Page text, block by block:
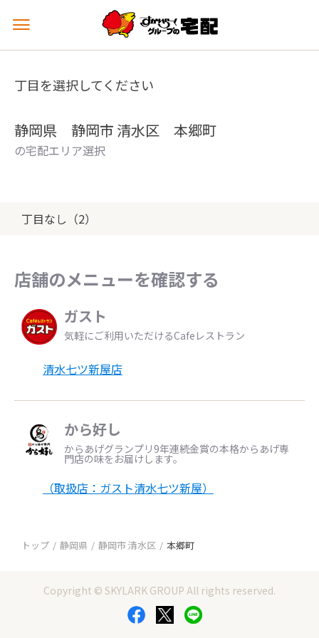
メ
ュ
を
丁目を選択してください
静岡県 静岡市 清水区 本郷町
の宅配エリア選択
丁目なし（2）
店舗のメニューを確認する
ガスト
気軽にご利用いただけるCafeレストラン
清水七ツ新屋店
から好し
からあげグランプリ9年連続金賞の本格からあげ専
門店の味をお届けします。
（取扱店：ガスト清水七ツ新屋）
トップ 静岡県 静岡市 清水区 本郷町
Copyright © SKYLARK GROUP All rights reserved.